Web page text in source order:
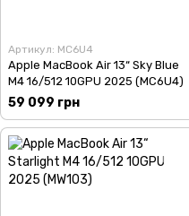
Артикул: MC6U4
Apple MacBook Air 13“ Sky Blue
M4 16/512 10GPU 2025 (MC6U4)
59 099 грн